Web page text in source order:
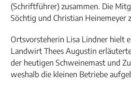
(Schriftführer) zusammen. Die
Söchtig und Christian Heinemeyer
Ortsvorsteherin Lisa Lindner hielt
Landwirt Thees Augustin
der heutigen Schweinemast und
weshalb die kleinen Betriebe